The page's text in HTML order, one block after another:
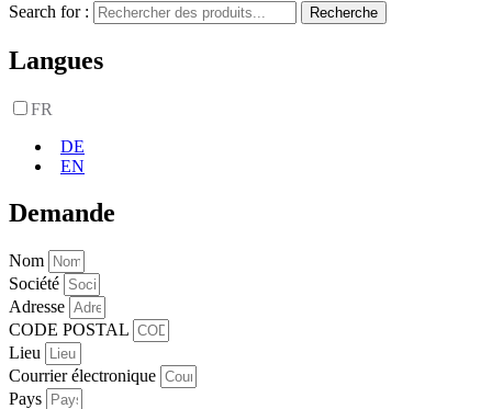
Search for : Recherche
Langues
FR
DE
EN
Demande
Nom
Société
Adresse
CODE POSTAL
Lieu
Courrier électronique
Pays